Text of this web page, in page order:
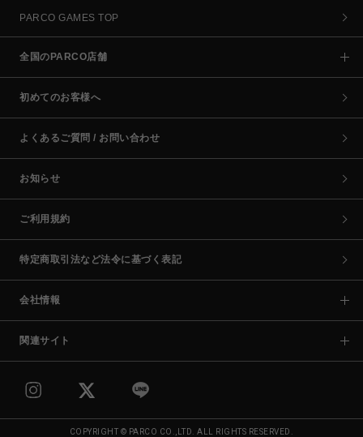
PARCO GAMES TOP
全国のPARCO店舗
初めてのお客様へ
よくあるご質問 / お問い合わせ
お知らせ
ご利用規約
特定商取引法など法令に基づく表記
会社情報
関連サイト
COPYRIGHT © PARCO CO.,LTD. ALL RIGHTS RESERVED.